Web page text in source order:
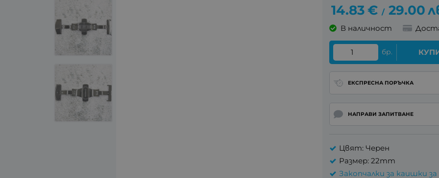
14.83€ / 29.00
В наличност
бр.
ЕКСПРЕСНА ПОРЪЧКА
НАПРАВИ ЗАПИТВАНЕ
Цвят: Черен
Размер: 22mm
Закопчалки за каишки